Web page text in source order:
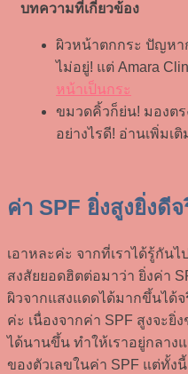
บทความที่เกี่ยวข้อง
ผิวหน้าตกกระ ปัญหา
ไม่อยู่! แต่ Amara
หน้าเป็นกระ
ขมวดคิ้วก็ย่น! มองต
อย่างไรดี! อ่านเพิ่มเ
ค่า SPF ยิ่งสูงยิ่งดี
เอาหละค่ะ จากที่เราได้รู้กัน
สงสัยยอดฮิตต่อมาว่า ยิ่งค่า
ผิวจากแสงแดดได้มากขึ้นได้
ค่ะ เนื่องจากค่า SPF สูงจะยิ่
ได้นานขึ้น ทำให้เราอยู่กลาง
ของตัวเลขในค่า SPF แต่ทั้